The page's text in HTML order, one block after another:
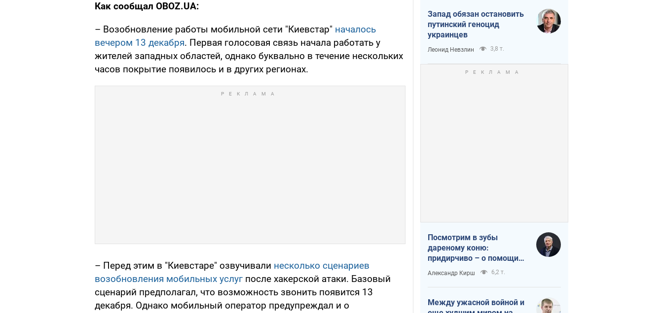
Как сообщал OBOZ.UA:
– Возобновление работы мобильной сети "Киевстар" началось
вечером 13 декабря. Первая голосовая связь начала работать у
жителей западных областей, однако буквально в течение нескольких
часов покрытие появилось и в других регионах.
– Перед этим в "Киевстаре" озвучивали несколько сценариев
возобновления мобильных услуг после хакерской атаки. Базовый
сценарий предполагал, что возможность звонить появится 13
декабря. Однако мобильный оператор предупреждал и о
Запад обязан остановить
путинский геноцид
украинцев
Леонид Невзлин 3,8 т.
Посмотрим в зубы
дареному коню:
придирчиво – о помощи
Украине
Александр Кирш 6,2 т.
Между ужасной войной и